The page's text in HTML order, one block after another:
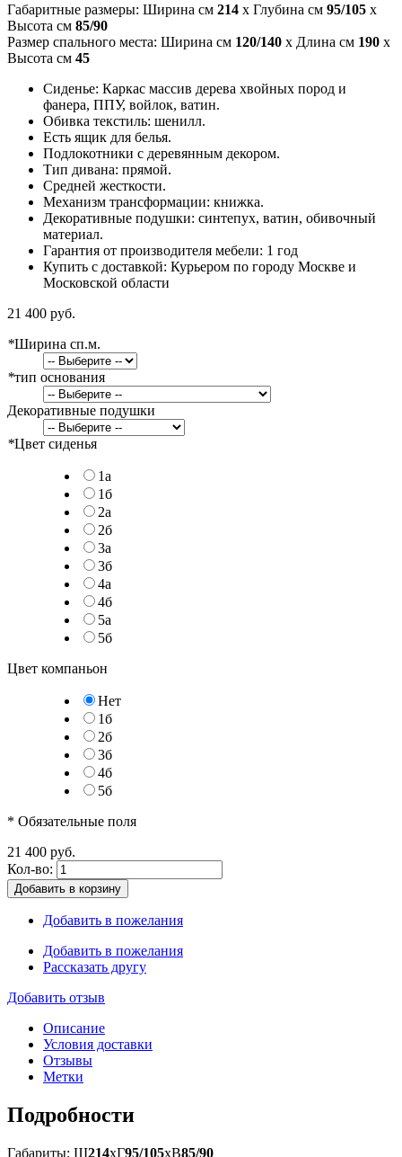
Габаритные размеры: Ширина см 214 x Глубина см 95/105 x
Высота см 85/90
Размер спального места: Ширина см 120/140 x Длина см 190 x
Высота см 45
Сиденье: Каркас массив дерева хвойных пород и
фанера, ППУ, войлок, ватин.
Обивка текстиль: шенилл.
Есть ящик для белья.
Подлокотники с деревянным декором.
Тип дивана: прямой.
Средней жесткости.
Механизм трансформации: книжка.
Декоративные подушки: синтепух, ватин, обивочный
материал.
Гарантия от производителя мебели: 1 год
Купить с доставкой: Курьером по городу Москве и
Московской области
21 400 руб.
*Ширина сп.м.
*тип основания
Декоративные подушки
*Цвет сиденья
1а
1б
2а
2б
3а
3б
4а
4б
5а
5б
Цвет компаньон
Нет
1б
2б
3б
4б
5б
* Обязательные поля
21 400 руб.
Кол-во:
Добавить в корзину
Добавить в пожелания
Добавить в пожелания
Рассказать другу
Добавить отзыв
Описание
Условия доставки
Отзывы
Метки
Подробности
Габариты: Ш214xГ95/105xВ85/90